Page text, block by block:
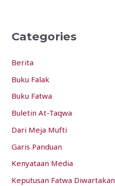
c
f
o
r
:
Categories
Berita
Buku Falak
Buku Fatwa
Buletin At-Taqwa
Dari Meja Mufti
Garis Panduan
Kenyataan Media
Keputusan Fatwa Diwartakan